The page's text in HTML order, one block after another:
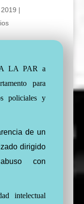
|
LA PAR a
para
policiales y
de un
dirigido
con
intelectual